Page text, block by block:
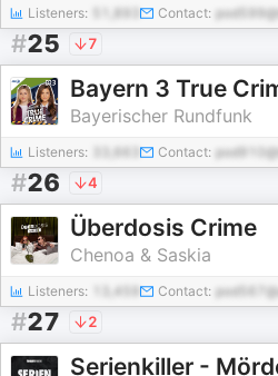
Listeners: Contact:
#25 7
Bayern 3 True
Bayerischer Rundfunk
Listeners: Contact:
#26 4
Überdosis Crime
Chenoa & Saskia
Listeners: 13,459 Contact:
#27 2